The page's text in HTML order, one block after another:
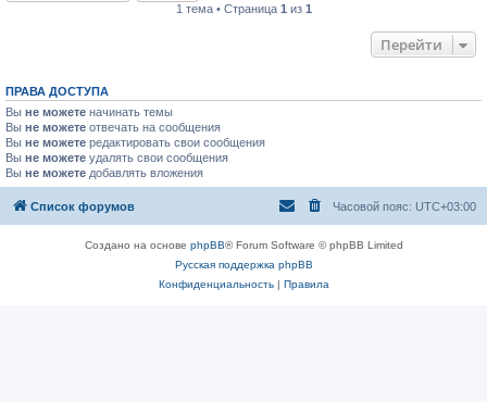
1 тема • Страница 1 из 1
Перейти
ПРАВА ДОСТУПА
Вы не можете начинать темы
Вы не можете отвечать на сообщения
Вы не можете редактировать свои сообщения
Вы не можете удалять свои сообщения
Вы не можете добавлять вложения
Список форумов Часовой пояс: UTC+03:00
Создано на основе phpBB® Forum Software © phpBB Limited
Русская поддержка phpBB
Конфиденциальность| Правила